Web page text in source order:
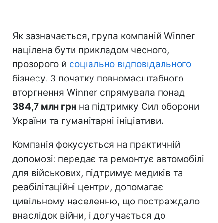
Як зазначається, група компаній Winner
націлена бути прикладом чесного,
прозорого й соціально відповідального
бізнесу. З початку повномасштабного
вторгнення Winner спрямувала понад
384,7 млн грн на підтримку Сил оборони
України та гуманітарні ініціативи.
Компанія фокусується на практичній
допомозі: передає та ремонтує автомобілі
для військових, підтримує медиків та
реабілітаційні центри, допомагає
цивільному населенню, що постраждало
внаслідок війни, і долучається до